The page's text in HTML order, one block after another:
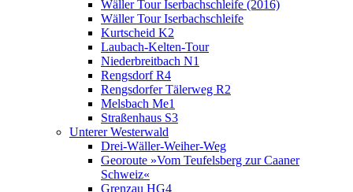
Wäller Tour Iserbachschleife (2016)
Wäller Tour Iserbachschleife
Kurtscheid K2
Laubach-Kelten-Tour
Niederbreitbach N1
Rengsdorf R4
Rengsdorfer Tälerweg R2
Melsbach Me1
Straßenhaus S3
Unterer Westerwald
Drei-Wäller-Weiher-Weg
Georoute »Vom Teufelsberg zur Caaner
Schweiz«
Grenzau HG4